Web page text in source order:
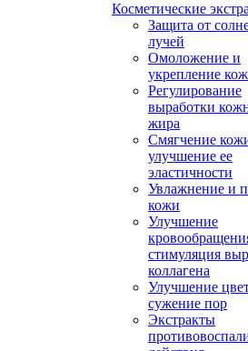
Косметические
Защита от
лучей
Омоложение и
укрепление
Регулирование
выработки
жира
Смягчение
улучшение ее
эластичности
Увлажнение и
кожи
Улучшение
стимуляция
коллагена
Улучшение
сужение пор
Экстракты